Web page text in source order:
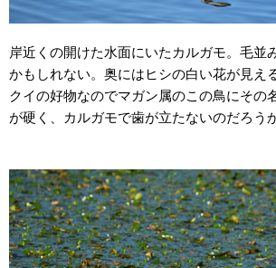
岸近くの開けた水面にいたカルガモ。毛並
かもしれない。奥にはヒシの白い花が見え
クイの好物なのでマガン属のこの鳥にその
が硬く、カルガモで歯が立たないのだろうか